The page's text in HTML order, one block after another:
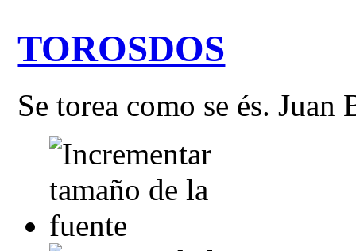
TOROSDOS
Se torea como se és. Juan